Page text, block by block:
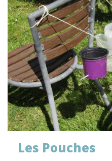
Les Pouches